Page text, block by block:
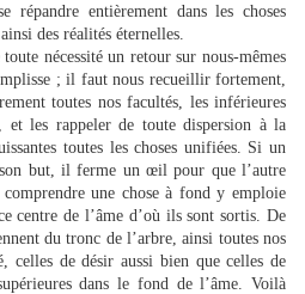
répandre entièrement dans les choses
des réalités éternelles.
nécessité un retour sur nous-mêmes
; il faut nous recueillir fortement,
toutes nos facultés, les inférieures
et les rappeler de toute dispersion à la
toutes les choses unifiées. Si un
but, il ferme un œil pour que l’autre
une chose à fond y emploie
centre de l’âme d’où ils sont sortis. De
du tronc de l’arbre, ainsi toutes nos
celles de désir aussi bien que celles de
dans le fond de l’âme. Voilà